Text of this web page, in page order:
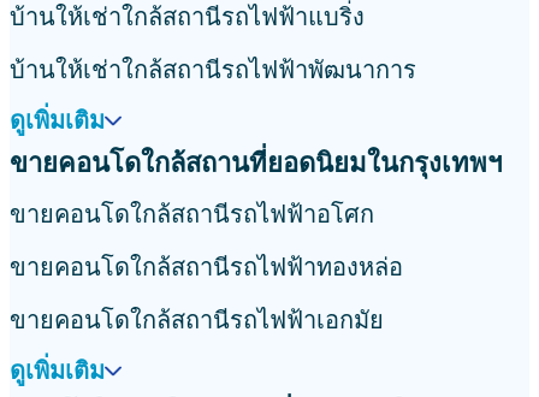
บ้านให้เช่าใกล้สถานีรถไฟฟ้าแบริ่ง
บ้านให้เช่าใกล้สถานีรถไฟฟ้าพัฒนาการ
ดูเพิ่มเติม
ขายคอนโดใกล้สถานที่ยอดนิยมในกรุงเทพฯ
ขายคอนโดใกล้สถานีรถไฟฟ้าอโศก
ขายคอนโดใกล้สถานีรถไฟฟ้าทองหล่อ
ขายคอนโดใกล้สถานีรถไฟฟ้าเอกมัย
ดูเพิ่มเติม